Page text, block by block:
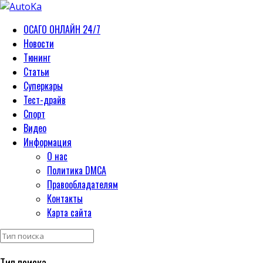
ОСАГО ОНЛАЙН 24/7
Новости
Тюнинг
Статьи
Суперкары
Тест-драйв
Спорт
Видео
Информация
О нас
Политика DMCA
Правообладателям
Контакты
Карта сайта